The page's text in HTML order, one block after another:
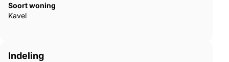
Soort woning
Kavel
Indeling